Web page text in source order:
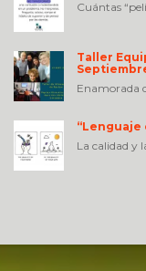
Cuántas
Taller
Enamorada
“Lenguaje
La calidad y